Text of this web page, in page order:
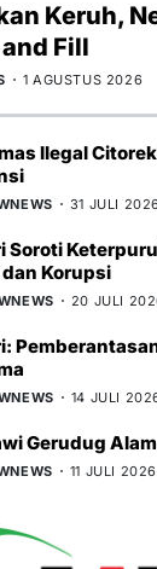
Keruh,
Fill
1 AGUSTUS 2026
Ilegal
31 JULI
Soroti
Korupsi
20 JULI
14 JULI
Gerudug
11 JULI 2026